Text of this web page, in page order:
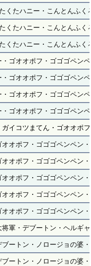
くたハニー・こんとんふ
くたハニー・こんとんふ
くたハニー・こんとんふ
ゴオオポフ・ゴゴゴペン
ゴオオポフ・ゴゴゴペン
ゴオオポフ・ゴゴゴペン
ゴオオポフ・ゴゴゴペン
ガイコツまてん・ゴオオポ
オポフ・ゴゴゴペンペン
オポフ・ゴゴゴペンペン
オポフ・ゴゴゴペンペン
オポフ・ゴゴゴペンペン
オポフ・ゴゴゴペンペン
軍・デブートン・ヘルギ
ートン・ノロージョの婆
ートン・ノロージョの婆